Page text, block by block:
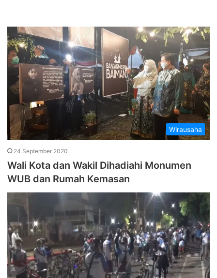
Wirausaha
24 September 2020
Wali Kota dan Wakil Dihadiahi Monumen
WUB dan Rumah Kemasan